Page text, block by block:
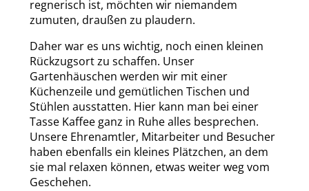
regnerisch ist, möchten wir niemandem
zumuten, draußen zu plaudern.
Daher war es uns wichtig, noch einen kleinen
Rückzugsort zu schaffen. Unser
Gartenhäuschen werden wir mit einer
Küchenzeile und gemütlichen Tischen und
Stühlen ausstatten. Hier kann man bei einer
Tasse Kaffee ganz in Ruhe alles besprechen.
Unsere Ehrenamtler, Mitarbeiter und Besucher
haben ebenfalls ein kleines Plätzchen, an dem
sie mal relaxen können, etwas weiter weg vom
Geschehen.